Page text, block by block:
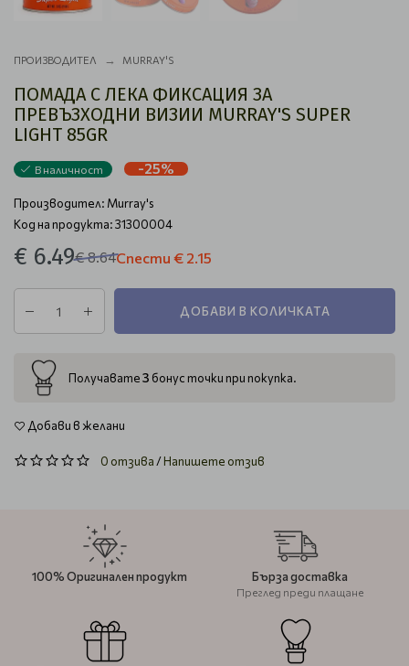
ПРОИЗВОДИТЕЛ MURRAY'S
ПОМАДА С ЛЕКА ФИКСАЦИЯ ЗА
ПРЕВЪЗХОДНИ ВИЗИИ MURRAY'S SUPER
LIGHT 85GR
В наличност -25%
Производител: Murray's
Код на продукта: 31300004
€ 6.49€ 8.64Спести € 2.15
ДОБАВИ В КОЛИЧКАТА
Получавате3 бонус точки при покупка.
Добави в желани
0 отзива/Напишете отзив
100% Оригинален продукт Бърза доставка
Преглед преди плащане